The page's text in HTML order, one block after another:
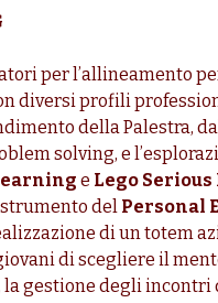
per l’allineamento
diversi profili
della Palestra,
solving, e
e Lego Serious
del Personal
di un totem
di scegliere il
gestione degli